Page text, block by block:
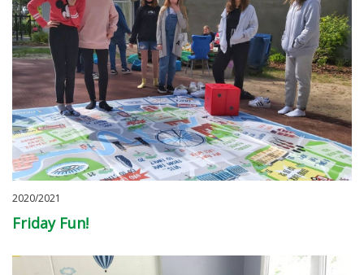
2020/2021
Friday Fun!